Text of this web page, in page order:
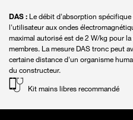
DAS : Le débit d'absorption
l'utilisateur aux ondes
maximal autorisé est de 2 W/kg pour
membres. La mesure DAS tronc peut
certaine distance d'un organisme
du constructeur.
Kit mains libres recommandé